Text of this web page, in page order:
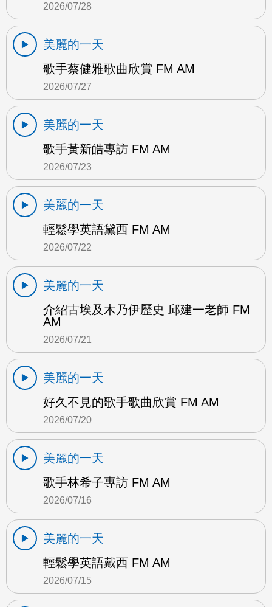
2026/07/28
美麗的一天
歌手蔡健雅歌曲欣賞 FM AM
2026/07/27
美麗的一天
歌手黃新皓專訪 FM AM
2026/07/23
美麗的一天
輕鬆學英語黛西 FM AM
2026/07/22
美麗的一天
介紹古埃及木乃伊歷史 邱建一老師 FM
AM
2026/07/21
美麗的一天
好久不見的歌手歌曲欣賞 FM AM
2026/07/20
美麗的一天
歌手林希子專訪 FM AM
2026/07/16
美麗的一天
輕鬆學英語戴西 FM AM
2026/07/15